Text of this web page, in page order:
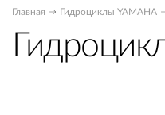
Главная Гидроциклы YAMAHA